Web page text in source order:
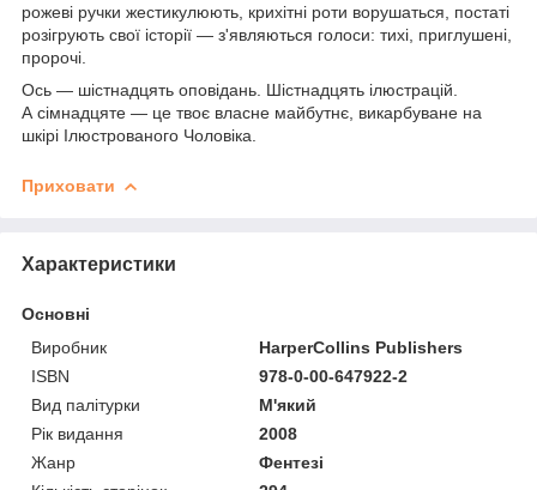
рожеві ручки жестикулюють, крихітні роти ворушаться, постаті
розігрують свої історії — з'являються голоси: тихі, приглушені,
пророчі.
Ось — шістнадцять оповідань. Шістнадцять ілюстрацій.
А сімнадцяте — це твоє власне майбутнє, викарбуване на
шкірі Ілюстрованого Чоловіка.
Приховати
Характеристики
Основні
Виробник
HarperCollins Publishers
ISBN
978-0-00-647922-2
Вид палітурки
М'який
Рік видання
2008
Жанр
Фентезі